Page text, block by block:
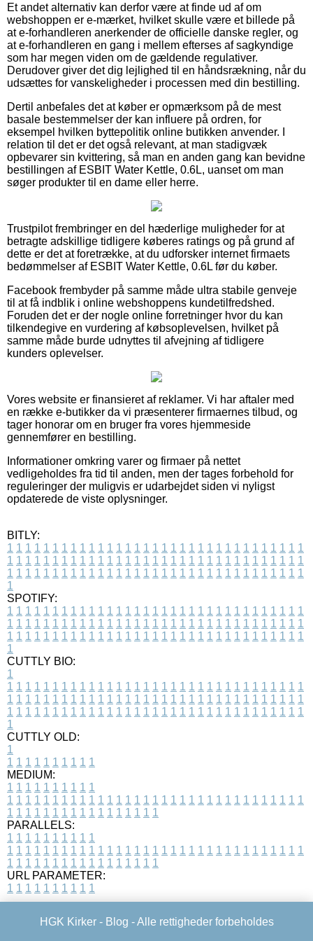
Et andet alternativ kan derfor være at finde ud af om
webshoppen er e-mærket, hvilket skulle være et billede på
at e-forhandleren anerkender de officielle danske regler, og
at e-forhandleren en gang i mellem efterses af sagkyndige
som har megen viden om de gældende regulativer.
Derudover giver det dig lejlighed til en håndsrækning, når du
udsættes for vanskeligheder i processen med din bestilling.
Dertil anbefales det at køber er opmærksom på de mest
basale bestemmelser der kan influere på ordren, for
eksempel hvilken byttepolitik online butikken anvender. I
relation til det er det også relevant, at man stadigvæk
opbevarer sin kvittering, så man en anden gang kan bevidne
bestillingen af ESBIT Water Kettle, 0.6L, uanset om man
søger produkter til en dame eller herre.
Trustpilot frembringer en del hæderlige muligheder for at
betragte adskillige tidligere køberes ratings og på grund af
dette er det at foretrække, at du udforsker internet firmaets
bedømmelser af ESBIT Water Kettle, 0.6L før du køber.
Facebook frembyder på samme måde ultra stabile genveje
til at få indblik i online webshoppens kundetilfredshed.
Foruden det er der nogle online forretninger hvor du kan
tilkendegive en vurdering af købsoplevelsen, hvilket på
samme måde burde udnyttes til afvejning af tidligere
kunders oplevelser.
Vores website er finansieret af reklamer. Vi har aftaler med
en række e-butikker da vi præsenterer firmaernes tilbud, og
tager honorar om en bruger fra vores hjemmeside
gennemfører en bestilling.
Informationer omkring varer og firmaer på nettet
vedligeholdes fra tid til anden, men der tages forbehold for
reguleringer der muligvis er udarbejdet siden vi nyligst
opdaterede de viste oplysninger.
BITLY:
1 1 1 1 1 1 1 1 1 1 1 1 1 1 1 1 1 1 1 1 1 1 1 1 1 1 1 1 1 1 1 1 1
1 1 1 1 1 1 1 1 1 1 1 1 1 1 1 1 1 1 1 1 1 1 1 1 1 1 1 1 1 1 1 1 1
1 1 1 1 1 1 1 1 1 1 1 1 1 1 1 1 1 1 1 1 1 1 1 1 1 1 1 1 1 1 1 1 1
1
SPOTIFY:
1 1 1 1 1 1 1 1 1 1 1 1 1 1 1 1 1 1 1 1 1 1 1 1 1 1 1 1 1 1 1 1 1
1 1 1 1 1 1 1 1 1 1 1 1 1 1 1 1 1 1 1 1 1 1 1 1 1 1 1 1 1 1 1 1 1
1 1 1 1 1 1 1 1 1 1 1 1 1 1 1 1 1 1 1 1 1 1 1 1 1 1 1 1 1 1 1 1 1
1
CUTTLY BIO:
1
1 1 1 1 1 1 1 1 1 1 1 1 1 1 1 1 1 1 1 1 1 1 1 1 1 1 1 1 1 1 1 1 1
1 1 1 1 1 1 1 1 1 1 1 1 1 1 1 1 1 1 1 1 1 1 1 1 1 1 1 1 1 1 1 1 1
1 1 1 1 1 1 1 1 1 1 1 1 1 1 1 1 1 1 1 1 1 1 1 1 1 1 1 1 1 1 1 1 1
1
CUTTLY OLD:
1
1 1 1 1 1 1 1 1 1 1
MEDIUM:
1 1 1 1 1 1 1 1 1 1
1 1 1 1 1 1 1 1 1 1 1 1 1 1 1 1 1 1 1 1 1 1 1 1 1 1 1 1 1 1 1 1 1
1 1 1 1 1 1 1 1 1 1 1 1 1 1 1 1 1
PARALLELS:
1 1 1 1 1 1 1 1 1 1
1 1 1 1 1 1 1 1 1 1 1 1 1 1 1 1 1 1 1 1 1 1 1 1 1 1 1 1 1 1 1 1 1
1 1 1 1 1 1 1 1 1 1 1 1 1 1 1 1 1
URL PARAMETER:
1 1 1 1 1 1 1 1 1 1
HGK Kirker - Blog - Alle rettigheder forbeholdes